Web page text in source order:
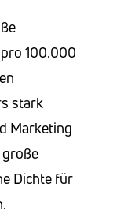
100.000
stark
Marketing
Dichte für